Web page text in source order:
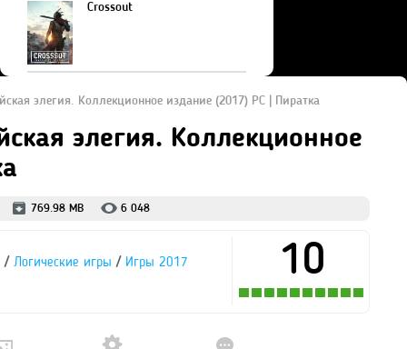
Crossout
элегия. Коллекционное издание (2017) PC | Пиратка
элегия. Коллекционное
769.98 MB 6 048
/ Логические игры / Игры 2017 10